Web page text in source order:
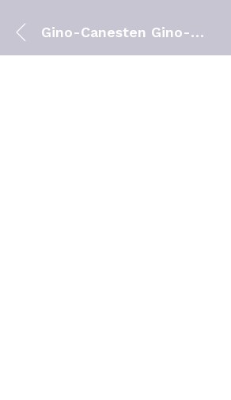
Gino-Canesten Gino-Canesten 100 mg 6 comprimidos vaginais